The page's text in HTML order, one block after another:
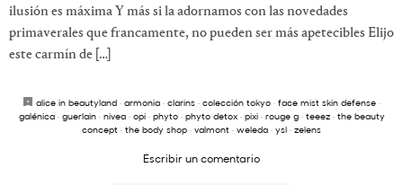
ilusión es máxima Y más si la adornamos con las novedades
primaverales que francamente, no pueden ser más apetecibles Elijo
este carmín de […]
alice in beautyland · armonia · clarins · colección tokyo · face mist skin defense ·
galénica· guerlain· nivea· opi· phyto· phyto detox· pixi· rouge g· teeez· the beauty
concept · the body shop · valmont · weleda · ysl · zelens
Escribir un comentario